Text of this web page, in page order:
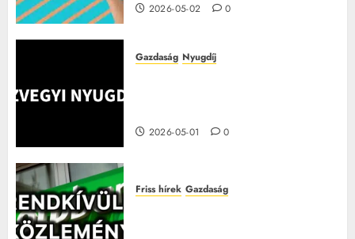
2026-05-02 0
Gazdaság Nyugdíj
2026-05-01 0
Friss hírek Gazdaság